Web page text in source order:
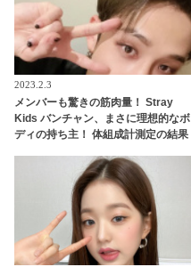
2023.2.3
メンバーも驚きの筋肉量！ Stray
Kids バンチャン、まさに理想的なボ
ディの持ち主！ 体組成計測定の結果